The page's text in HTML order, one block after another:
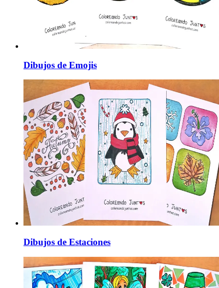
Dibujos de Emojis
Dibujos de Estaciones